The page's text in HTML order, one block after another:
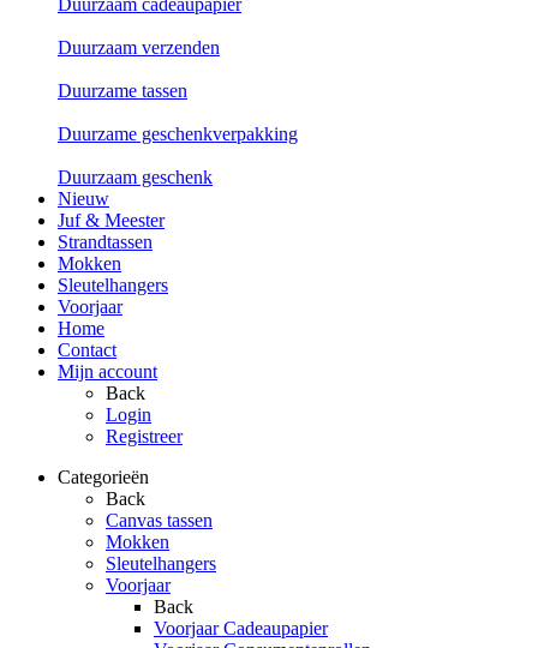
Duurzaam cadeaupapier
Duurzaam verzenden
Duurzame tassen
Duurzame geschenkverpakking
Duurzaam geschenk
Nieuw
Juf & Meester
Strandtassen
Mokken
Sleutelhangers
Voorjaar
Home
Contact
Mijn account
Back
Login
Registreer
Categorieën
Back
Canvas tassen
Mokken
Sleutelhangers
Voorjaar
Back
Voorjaar Cadeaupapier